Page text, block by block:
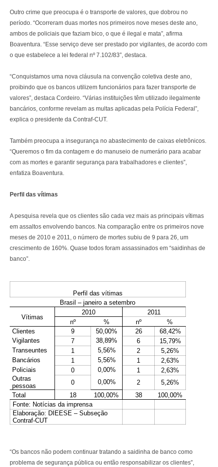
Outro crime que preocupa é o transporte de valores, que dobrou no
período. “Ocorreram duas mortes nos primeiros nove meses deste ano,
ambos de policiais que faziam bico, o que é ilegal e mata”, afirma
Boaventura. “Esse serviço deve ser prestado por vigilantes, de acordo com
o que estabelece a lei federal nº 7.102/83”, destaca.
“Conquistamos uma nova cláusula na convenção coletiva deste ano,
proibindo que os bancos utilizem funcionários para fazer transporte de
valores”, destaca Cordeiro. “Várias instituições têm utilizado ilegalmente
bancários, conforme revelam as multas aplicadas pela Polícia Federal”,
explica o presidente da Contraf-CUT.
Também preocupa a insegurança no abastecimento de caixas eletrônicos.
“Queremos o fim da contagem e do manuseio de numerário para acabar
com as mortes e garantir segurança para trabalhadores e clientes”,
enfatiza Boaventura.
Perfil das vítimas
A pesquisa revela que os clientes são cada vez mais as principais vítimas
em assaltos envolvendo bancos. Na comparação entre os primeiros nove
meses de 2010 e 2011, o número de mortes subiu de 9 para 26, um
crescimento de 160%. Quase todos foram assassinados em “saidinhas de
banco”.
Perfil das vítimas
Brasil – janeiro a setembro
Vítimas
2010
2011
nº
% nº
%
Clientes
9 50,00% 26
68,42%
Vigilantes
7 38,89% 6
15,79%
Transeuntes
1 5,56% 2
5,26%
Bancários
1 5,56% 1
2,63%
Policiais
0 0,00% 1
2,63%
Outras
pessoas
0 0,00% 2
5,26%
Total
18 100,00% 38
100,00%
Fonte: Notícias da imprensa
Elaboração: DIEESE – Subseção
Contraf-CUT
“Os bancos não podem continuar tratando a saidinha de banco como
problema de segurança pública ou então responsabilizar os clientes”,